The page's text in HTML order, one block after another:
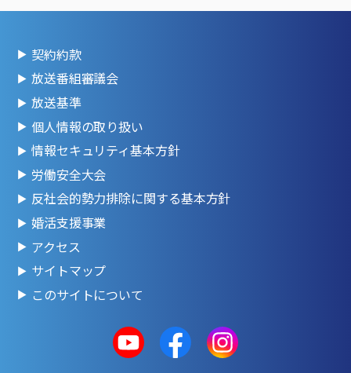
契約約款
放送番組審議会
放送基準
個人情報の取り扱い
情報セキュリティ基本方針
労働安全大会
反社会的勢力排除に関する基本方針
婚活支援事業
アクセス
サイトマップ
このサイトについて